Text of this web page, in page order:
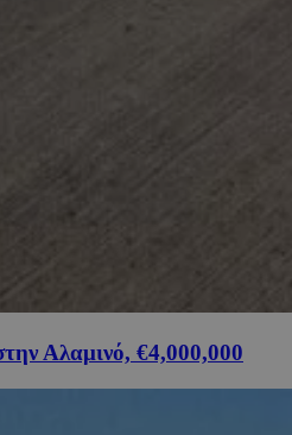
Αλαμινό, €4,000,000